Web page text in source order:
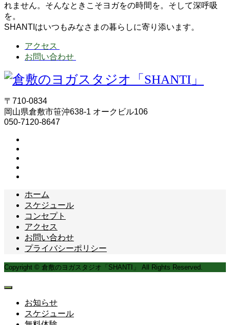
れません。そんなときこそヨガをの時間を。そして深呼吸
を。
SHANTIはいつもみなさまの暮らしに寄り添います。
アクセス
お問い合わせ
〒710-0834
岡山県倉敷市笹沖638-1 オークビル106
050-7120-8647
ホーム
スケジュール
コンセプト
アクセス
お問い合わせ
プライバシーポリシー
Copyright © 倉敷のヨガスタジオ「SHANTI」 All Rights Reserved.
お知らせ
スケジュール